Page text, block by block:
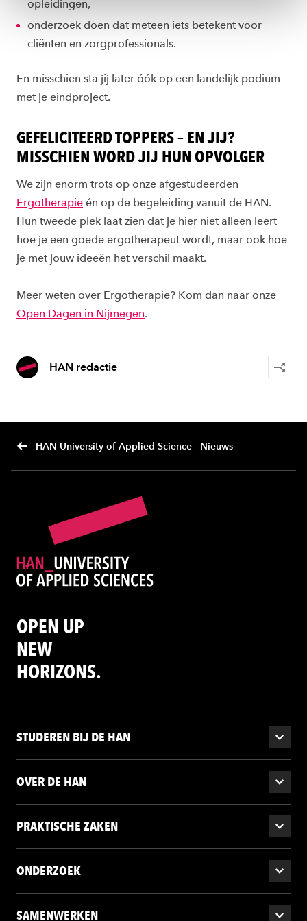
onscookiestatement
opleidingen,
onderzoek doen dat meteen iets betekent voor
cliënten en zorgprofessionals.
En misschien sta jij later óók op een landelijk podium
met je eindproject.
GEFELICITEERD TOPPERS – EN JIJ?
MISSCHIEN WORD JIJ HUN OPVOLGER
We zijn enorm trots op onze afgestudeerden
Ergotherapie én op de begeleiding vanuit de HAN.
Hun tweede plek laat zien dat je hier niet alleen leert
hoe je een goede ergotherapeut wordt, maar ook hoe
je met jouw ideeën het verschil maakt.
Meer weten over Ergotherapie? Kom dan naar onze
Open Dagen in Nijmegen.
HAN redactie
HAN University of Applied Science - Nieuws
OPEN UP
NEW
HORIZONS.
STUDEREN BIJ DE HAN
OVER DE HAN
PRAKTISCHE ZAKEN
ONDERZOEK
SAMENWERKEN